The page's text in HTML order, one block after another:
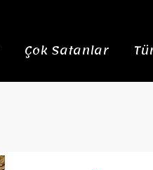
Çok Satanlar